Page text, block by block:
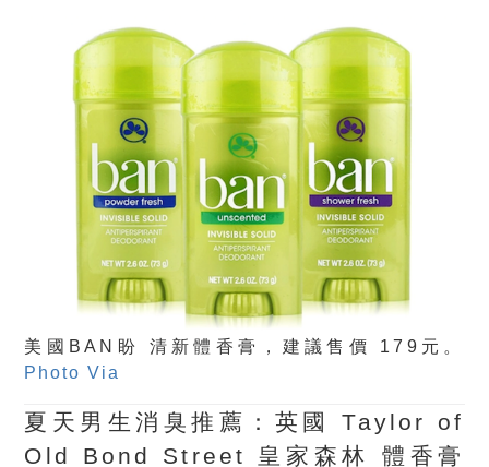
美國BAN盼 清新體香膏，建議售價 179元。
Photo Via
夏天男生消臭推薦：英國 Taylor of
Old Bond Street 皇家森林 體香膏